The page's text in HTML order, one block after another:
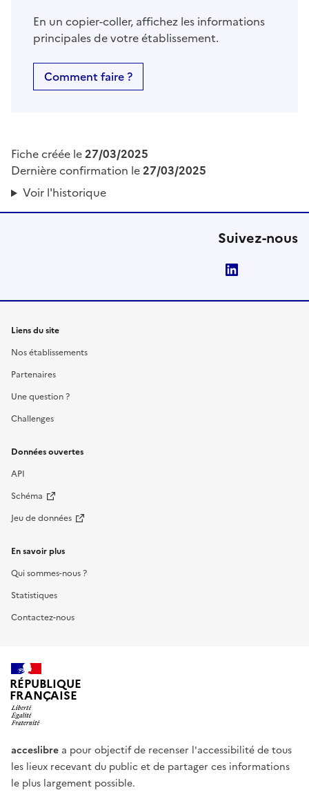
En un copier-coller, affichez les informations
principales de votre établissement.
Comment faire ?
Fiche créée le27/03/2025
Dernière confirmation le27/03/2025
Voir l'historique
Suivez-nous
Liens du site
Nos établissements
Partenaires
Une question ?
Challenges
Données ouvertes
API
Schéma
Jeu de données
En savoir plus
Qui sommes-nous ?
Statistiques
Contactez-nous
RÉPUBLIQUE
FRANÇAISE
acceslibre a pour objectif de recenser l'accessibilité de tous
les lieux recevant du public et de partager ces informations
le plus largement possible.